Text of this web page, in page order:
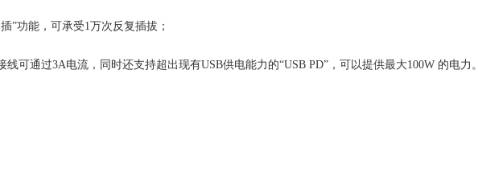
”功能，可承受1万次反复插拔；
线可通过3A电流，同时还支持超出现有USB供电能力的“USB PD”，可以提供最大100W 的电力。